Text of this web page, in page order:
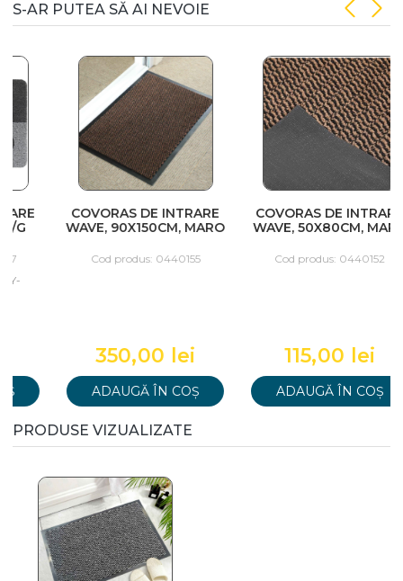
S-AR PUTEA SĂ AI NEVOIE
COVORAS DE INTRARE
WAVE, 90X150CM, MARO
Cod produs: 0440155
350,00 lei
ADAUGĂ ÎN COȘ
COVORAS DE INTRARE
WAVE, 50X80CM, MARO
Cod produs: 0440152
115,00 lei
ADAUGĂ ÎN COȘ
PRODUSE VIZUALIZATE